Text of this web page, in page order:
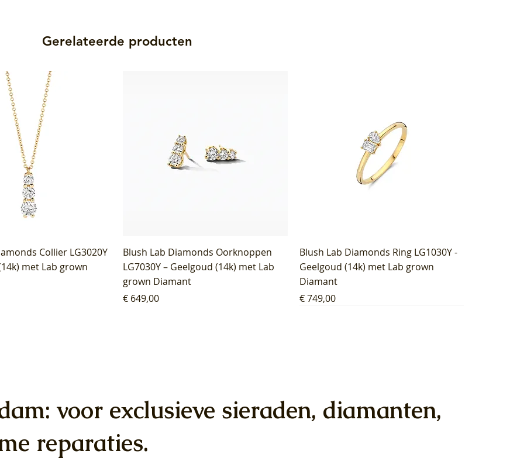
Gerelateerde producten
Collier LG3020Y
met Lab grown
Blush Lab Diamonds Oorknoppen
LG7030Y – Geelgoud (14k) met Lab
grown Diamant
Prijs
€ 649,00
Blush Lab Diamonds Ring LG1030Y -
Geelgoud (14k) met Lab grown
Diamant
Prijs
€ 749,00
voor exclusieve sieraden, diamanten,
reparaties.